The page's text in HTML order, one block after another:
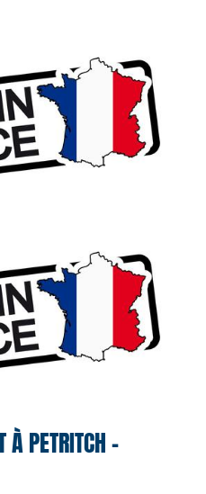
PETRITCH –